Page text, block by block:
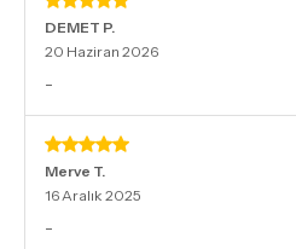
DEMET P.
20 Haziran 2026
-
Merve T.
16 Aralık 2025
-